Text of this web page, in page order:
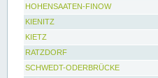
HOHENSAATEN-FINOW
KIENITZ
KIETZ
RATZDORF
SCHWEDT-ODERBRÜCKE